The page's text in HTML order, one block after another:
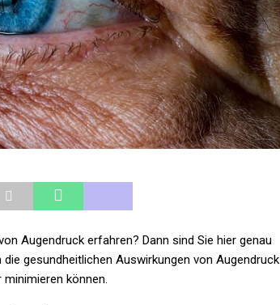
Augendruck erfahren? Dann sind Sie hier genau
gesundheitlichen Auswirkungen von Augendruck
können.